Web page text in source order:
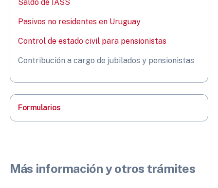
Saldo de IASS
Pasivos no residentes en Uruguay
Control de estado civil para pensionistas
Contribución a cargo de jubilados y pensionistas
Formularios
Más información y otros trámites